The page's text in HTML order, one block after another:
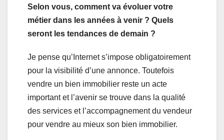
Selon vous, comment va évoluer votre
métier dans les années à venir ? Quels
seront les tendances de demain ?
Je pense qu’Internet s’impose obligatoirement
pour la visibilité d’une annonce. Toutefois
vendre un bien immobilier reste un acte
important et l’avenir se trouve dans la qualité
des services et l’accompagnement du vendeur
pour vendre au mieux son bien immobilier.